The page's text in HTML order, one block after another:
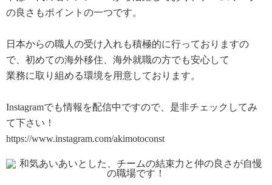
の良さもポイントの一つです。
日本からの職人の受け入れも積極的に行っておりますの
で、初めての海外移住、海外就職の方でも安心して
業務に取り組める環境を用意しております。
Instagramでも情報を配信中ですので、是非チェックしてみ
て下さい！
https://www.instagram.com/akimotoconst